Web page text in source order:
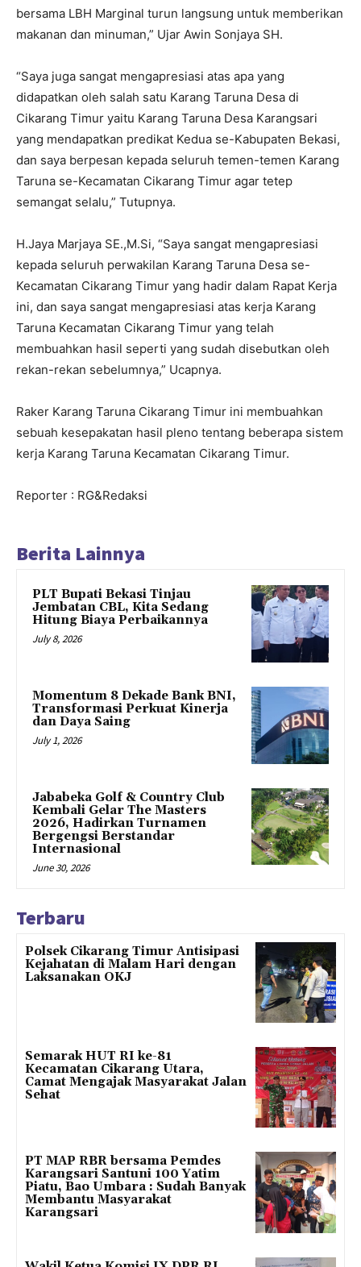
bersama LBH Marginal turun langsung untuk memberikan
makanan dan minuman,” Ujar Awin Sonjaya SH.
“Saya juga sangat mengapresiasi atas apa yang
didapatkan oleh salah satu Karang Taruna Desa di
Cikarang Timur yaitu Karang Taruna Desa Karangsari
yang mendapatkan predikat Kedua se-Kabupaten Bekasi,
dan saya berpesan kepada seluruh temen-temen Karang
Taruna se-Kecamatan Cikarang Timur agar tetep
semangat selalu,” Tutupnya.
H.Jaya Marjaya SE.,M.Si, “Saya sangat mengapresiasi
kepada seluruh perwakilan Karang Taruna Desa se-
Kecamatan Cikarang Timur yang hadir dalam Rapat Kerja
ini, dan saya sangat mengapresiasi atas kerja Karang
Taruna Kecamatan Cikarang Timur yang telah
membuahkan hasil seperti yang sudah disebutkan oleh
rekan-rekan sebelumnya,” Ucapnya.
Raker Karang Taruna Cikarang Timur ini membuahkan
sebuah kesepakatan hasil pleno tentang beberapa sistem
kerja Karang Taruna Kecamatan Cikarang Timur.
Reporter : RG&Redaksi
Berita Lainnya
PLT Bupati Bekasi Tinjau
Jembatan CBL, Kita Sedang
Hitung Biaya Perbaikannya
July 8, 2026
Momentum 8 Dekade Bank BNI,
Transformasi Perkuat Kinerja
dan Daya Saing
July 1, 2026
Jababeka Golf & Country Club
Kembali Gelar The Masters
2026, Hadirkan Turnamen
Bergengsi Berstandar
Internasional
June 30, 2026
Terbaru
Polsek Cikarang Timur Antisipasi
Kejahatan di Malam Hari dengan
Laksanakan OKJ
Semarak HUT RI ke-81
Kecamatan Cikarang Utara,
Camat Mengajak Masyarakat Jalan
Sehat
PT MAP RBR bersama Pemdes
Karangsari Santuni 100 Yatim
Piatu, Bao Umbara : Sudah Banyak
Membantu Masyarakat
Karangsari